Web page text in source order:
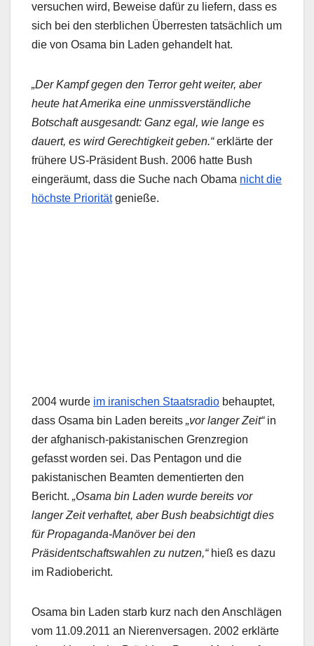
versuchen wird, Beweise dafür zu liefern, dass es
sich bei den sterblichen Überresten tatsächlich um
die von Osama bin Laden gehandelt hat.
„Der Kampf gegen den Terror geht weiter, aber
heute hat Amerika eine unmissverständliche
Botschaft ausgesandt: Ganz egal, wie lange es
dauert, es wird Gerechtigkeit geben.“erklärte der
frühere US-Präsident Bush. 2006 hatte Bush
eingeräumt, dass die Suche nach Obama nicht die
höchste Prioritätgenieße.
2004 wurde im iranischen Staatsradio behauptet,
dass Osama bin Laden bereits „vor langer Zeit“in
der afghanisch-pakistanischen Grenzregion
gefasst worden sei. Das Pentagon und die
pakistanischen Beamten dementierten den
Bericht. „Osama bin Laden wurde bereits vor
langer Zeit verhaftet, aber Bush beabsichtigt dies
für Propaganda-Manöver bei den
Präsidentschaftswahlen zu nutzen,“hieß es dazu
im Radiobericht.
Osama bin Laden starb kurz nach den Anschlägen
vom 11.09.2011 an Nierenversagen. 2002 erklärte